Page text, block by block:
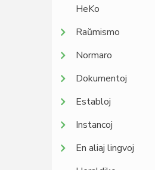
HeKo
Raŭmismo
Normaro
Dokumentoj
Establoj
Instancoj
En aliaj lingvoj